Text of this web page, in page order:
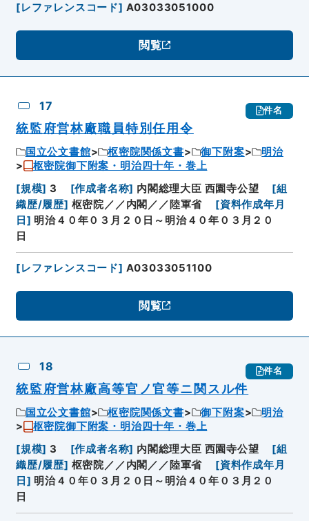
[レファレンスコード] A03033051000
閲覧
17 件名
統監府営林廠職員特別任用令
国立公文書館 枢密院関係文書 御下附案
明治
枢密院御下附案・明治四十年・巻上
[規模] 3 [作成者名称] 内閣総理大臣 西園寺公望 [組
織歴/履歴] 枢密院／／内閣／／陸軍省 [資料作成年月
日 ] 明治４０年０３月２０日～明治４０年０３月２０
日
[レファレンスコード] A03033051100
閲覧
18 件名
統監府営林廠高等官ノ官等ニ関スル件
国立公文書館 枢密院関係文書 御下附案
明治
枢密院御下附案・明治四十年・巻上
[規模] 3 [作成者名称] 内閣総理大臣 西園寺公望 [組
織歴/履歴] 枢密院／／内閣／／陸軍省 [資料作成年月
日 ] 明治４０年０３月２０日～明治４０年０３月２０
日